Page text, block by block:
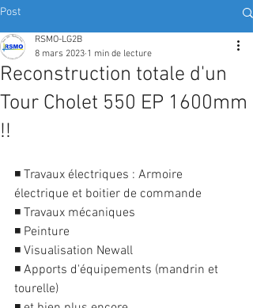
Post
Reconstruction totale d'un
Tour Cholet 550 EP 1600mm
!!
RSMO-LG2B
8 mars 2023 1 min de lecture
◾ Travaux électriques : Armoire
électrique et boitier de commande
◾ Travaux mécaniques
◾ Peinture
◾ Visualisation Newall
◾ Apports d'équipements (mandrin et
tourelle)